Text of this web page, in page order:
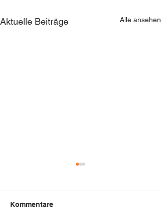
Aktuelle Beiträge Alle ansehen
Kommentare